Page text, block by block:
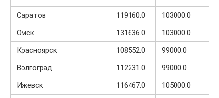
Саратов
119160.0 103000.0
Омск
131636.0 103000.0
Красноярск
108552.0 99000.0
Волгоград
112231.0 99000.0
Ижевск
116467.0 105000.0